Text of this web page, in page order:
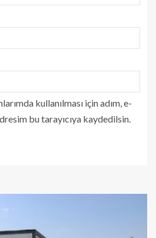
kullanılması için adım, e-
bu tarayıcıya kaydedilsin.